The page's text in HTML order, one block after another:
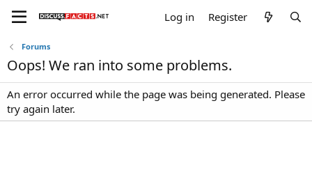
Log in Register
Forums
Oops! We ran into some problems.
An error occurred while the page was being generated. Please
try again later.